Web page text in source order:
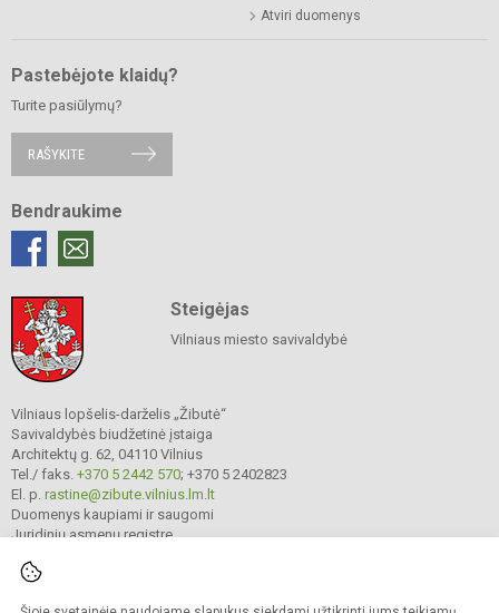
Atviri duomenys
Pastebėjote klaidų?
Turite pasiūlymų?
RAŠYKITE
Bendraukime
Steigėjas
Vilniaus miesto savivaldybė
Vilniaus lopšelis-darželis „Žibutė“
Savivaldybės biudžetinė įstaiga
Architektų g. 62, 04110 Vilnius
Tel./ faks. +370 5 2442 570; +370 5 2402823
El. p. rastine@zibute.vilnius.lm.lt
Duomenys kaupiami ir saugomi
Juridinių asmenų registre